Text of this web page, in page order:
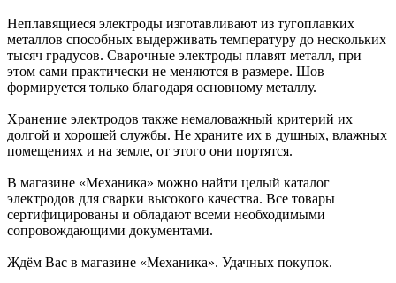
Неплавящиеся электроды изготавливают из тугоплавких
металлов способных выдерживать температуру до нескольких
тысяч градусов. Сварочные электроды плавят металл, при
этом сами практически не меняются в размере. Шов
формируется только благодаря основному металлу.
Хранение электродов также немаловажный критерий их
долгой и хорошей службы. Не храните их в душных, влажных
помещениях и на земле, от этого они портятся.
В магазине «Механика» можно найти целый каталог
электродов для сварки высокого качества. Все товары
сертифицированы и обладают всеми необходимыми
сопровождающими документами.
Ждём Вас в магазине «Механика». Удачных покупок.